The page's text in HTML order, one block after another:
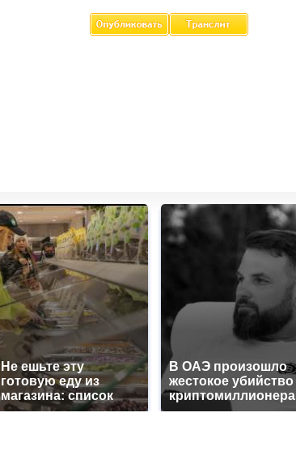
Не ешьте эту
готовую еду из
магазина: список
В ОАЭ произошло
жестокое убийство
криптомиллионера